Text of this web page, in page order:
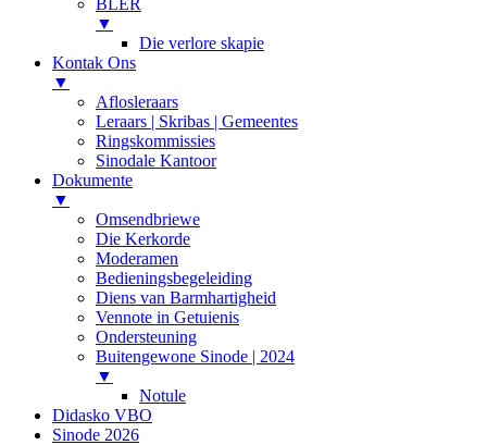
BLÊR
▼
Die verlore skapie
Kontak Ons
▼
Aflosleraars
Leraars | Skribas | Gemeentes
Ringskommissies
Sinodale Kantoor
Dokumente
▼
Omsendbriewe
Die Kerkorde
Moderamen
Bedieningsbegeleiding
Diens van Barmhartigheid
Vennote in Getuienis
Ondersteuning
Buitengewone Sinode | 2024
▼
Notule
Didasko VBO
Sinode 2026